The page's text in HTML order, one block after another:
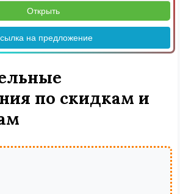
Открыть
на предложение
по скидкам и